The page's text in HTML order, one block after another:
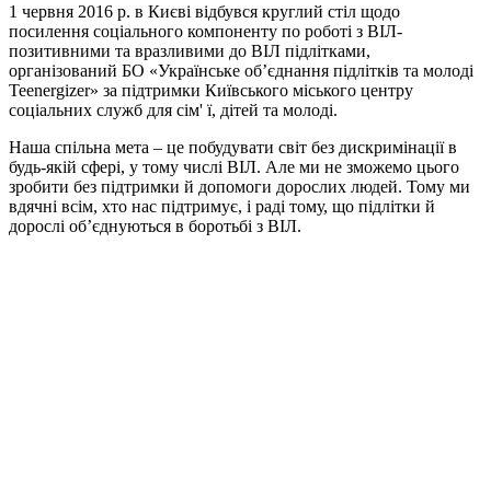
1 червня 2016 р. в Києві відбувся круглий стіл щодо
посилення соціального компоненту по роботі з ВІЛ-
позитивними та вразливими до ВІЛ підлітками,
організований БО «Українське об’єднання підлітків та молоді
Teenergizer» за підтримки Київського міського центру
соціальних служб для сім' ї, дітей та молоді.
Наша спільна мета – це побудувати світ без дискримінації в
будь-якій сфері, у тому числі ВІЛ. Але ми не зможемо цього
зробити без підтримки й допомоги дорослих людей. Тому ми
вдячні всім, хто нас підтримує, і раді тому, що підлітки й
дорослі об’єднуються в боротьбі з ВІЛ.